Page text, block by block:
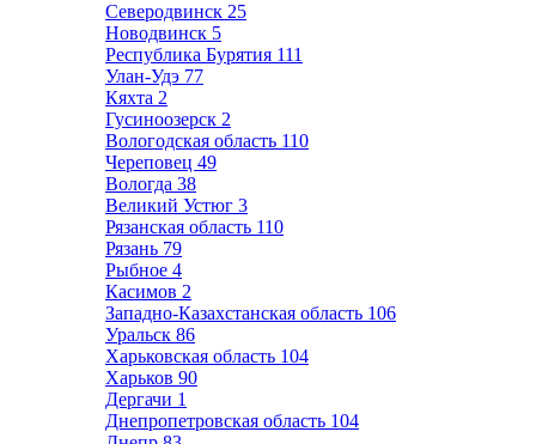
Северодвинск 25
Новодвинск 5
Республика Бурятия 111
Улан-Удэ 77
Кяхта 2
Гусиноозерск 2
Вологодская область 110
Череповец 49
Вологда 38
Великий Устюг 3
Рязанская область 110
Рязань 79
Рыбное 4
Касимов 2
Западно-Казахстанская область 106
Уральск 86
Харьковская область 104
Харьков 90
Дергачи 1
Днепропетровская область 104